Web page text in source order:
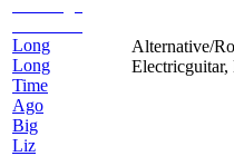
Long
Long
Time
Ago
Big
Liz
Alternative/
Electricguitar,